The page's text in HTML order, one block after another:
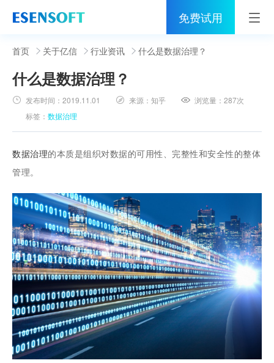
免费试用
首页
睿治
解决方案
伙伴
服务
社区
关于亿信
400-0011-866
首页 关于亿信 行业资讯 什么是数据治理？
什么是数据治理？
发布时间：2019.11.01 来源：知乎 浏览量：287次
标签：数据治理
数据治理的本质是组织对数据的可用性、完整性和安全性的整体
管理。